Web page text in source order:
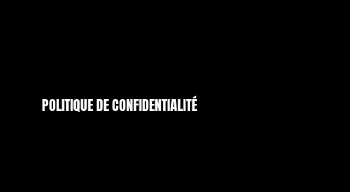
POLITIQUE DE CONFIDENTIALITÉ